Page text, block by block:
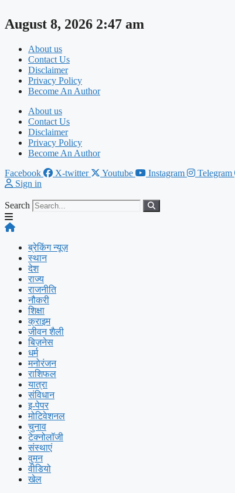
to
content
August 8, 2026 2:47 am
About us
Contact Us
Disclaimer
Privacy Policy
Become An Author
About us
Contact Us
Disclaimer
Privacy Policy
Become An Author
Facebook
X-twitter Youtube Instagram Telegram
Sign in
Search
ब्रेकिंग न्यूज़
स्थान
देश
राज्य
राजनीति
नौकरी
शिक्षा
क्राइम
जीवन शैली
बिज़नेस
धर्म
मनोरंजन
राशिफल
यात्रा
संविधान
इ-पेपर
मोटिवेशनल
चुनाव
टेक्नोलॉजी
संस्थाएं
वुमन
वीडियो
खेल